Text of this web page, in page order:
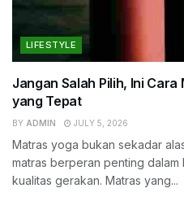
LIFESTYLE
Jangan Salah Pilih, Ini
yang Tepat
BY ADMIN JULY 5, 2026
Matras yoga bukan sekadar
matras berperan penting dalam
kualitas gerakan. Matras yang...